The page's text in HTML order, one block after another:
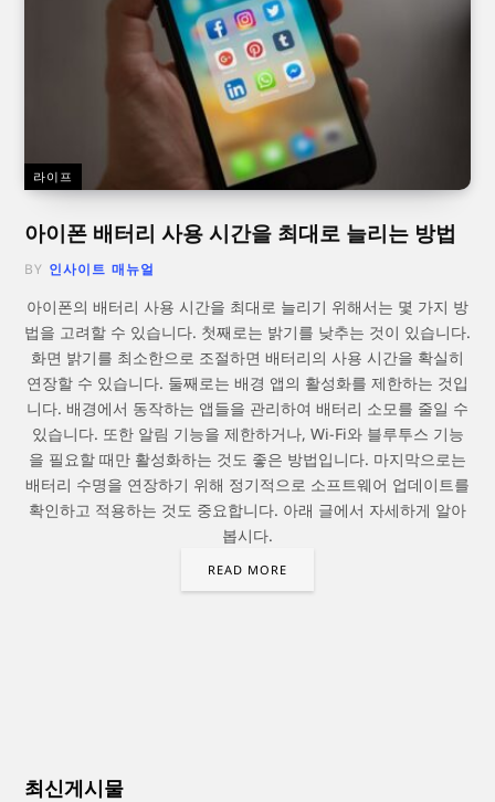
라이프
아이폰 배터리 사용 시간을 최대로 늘리는 방법
BY 인사이트 매뉴얼
아이폰의 배터리 사용 시간을 최대로 늘리기 위해서는 몇 가지 방
법을 고려할 수 있습니다. 첫째로는 밝기를 낮추는 것이 있습니다.
화면 밝기를 최소한으로 조절하면 배터리의 사용 시간을 확실히
연장할 수 있습니다. 둘째로는 배경 앱의 활성화를 제한하는 것입
니다. 배경에서 동작하는 앱들을 관리하여 배터리 소모를 줄일 수
있습니다. 또한 알림 기능을 제한하거나, Wi-Fi와 블루투스 기능
을 필요할 때만 활성화하는 것도 좋은 방법입니다. 마지막으로는
배터리 수명을 연장하기 위해 정기적으로 소프트웨어 업데이트를
확인하고 적용하는 것도 중요합니다. 아래 글에서 자세하게 알아
봅시다.
READ MORE
최신게시물